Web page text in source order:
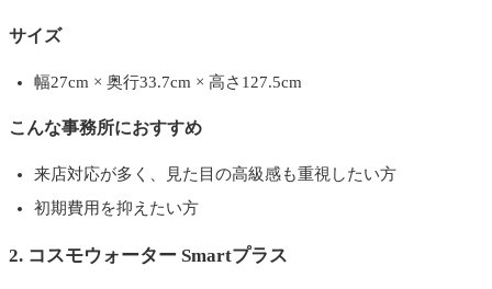
サイズ
幅27cm × 奥行33.7cm × 高さ127.5cm
こんな事務所におすすめ
来店対応が多く、見た目の高級感も重視したい方
初期費用を抑えたい方
2. コスモウォーター Smartプラス